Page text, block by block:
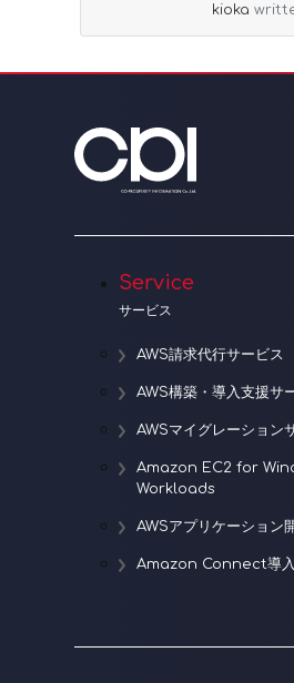
kioka
Service
サービス
AWS請求代行サービス
AWS構築・導入支援サ
AWSマイグレーション
Amazon EC2 for
Workloads
AWSアプリケーション
Amazon Connect導入